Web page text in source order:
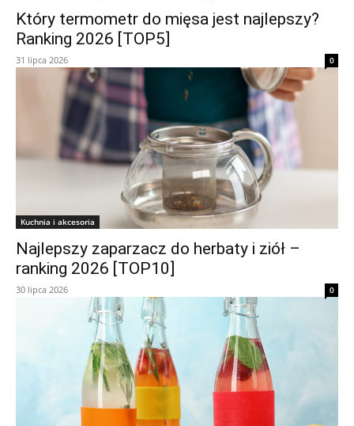
Który termometr do mięsa jest najlepszy?
Ranking 2026 [TOP5]
31 lipca 2026 0
Kuchnia i akcesoria
Najlepszy zaparzacz do herbaty i ziół –
ranking 2026 [TOP10]
30 lipca 2026 0